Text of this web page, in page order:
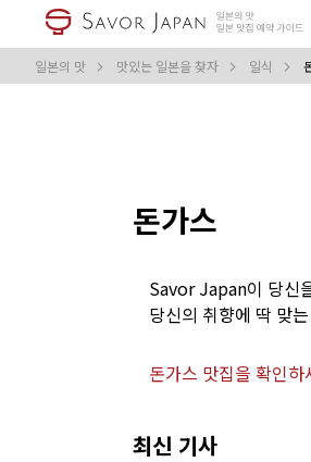
일본의 맛 맛있는 일본을 찾자 일식
돈가스
Savor Japan이 당신
당신의 취향에 딱 맞
돈가스 맛집을 확인하
최신 기사